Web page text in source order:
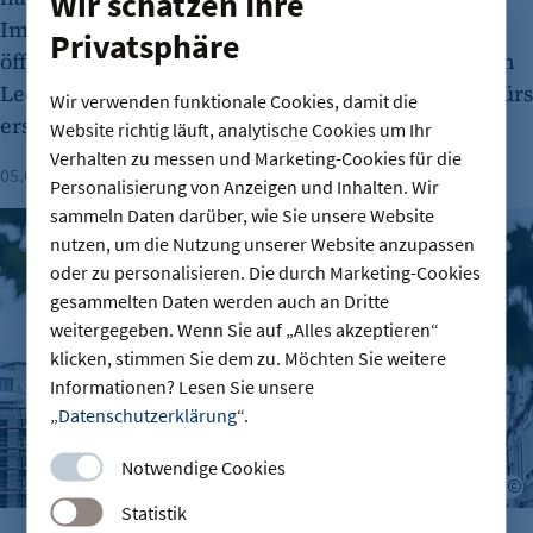
Privatsphäre
Wir verwenden funktionale Cookies, damit die
Website richtig läuft, analytische Cookies um Ihr
Verhalten zu messen und Marketing-Cookies für die
Personalisierung von Anzeigen und Inhalten. Wir
sammeln Daten darüber, wie Sie unsere Website
nutzen, um die Nutzung unserer Website anzupassen
oder zu personalisieren. Die durch Marketing-Cookies
gesammelten Daten werden auch an Dritte
weitergegeben. Wenn Sie auf „Alles akzeptieren“
klicken, stimmen Sie dem zu. Möchten Sie weitere
Informationen? Lesen Sie unsere
„Datenschutzerklärung“.
Notwendige Cookies
Statistik
Immobilienmarkt widersprechen damit
öffentlichen Diskussionen über flächendeckenden
Leerstand bei Officegebäuden. Der CBRE-Report fürs
erste Halbjahr benennt dabei wichtige Faktoren.
05.08.2026 Lesezeit: 1 Minute
Berliner Immobilienmarkt 2025: Mehr Verkäufe und stabile